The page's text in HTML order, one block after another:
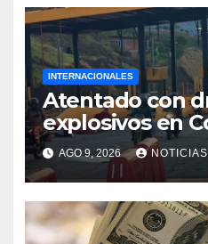
INTERNACIONALES
Atentado con
explosivos en
un policía
AGO 9, 2026